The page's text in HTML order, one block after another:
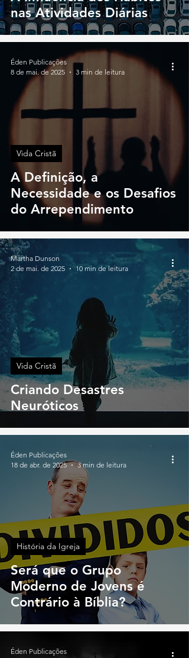
nas Atividades Diárias
A Definição, a
Necessidade e os Desafios
do Arrependimento
Vida Cristã
Éden Publicações
8 de mai. de 2025
3 min de leitura
Criando Desastres
Neuróticos
Vida Cristã
Martha Dunson
2 de mai. de 2025
10 min de leitura
Será que o Grupo
Moderno de Jovens é
Contrário à Bíblia?
História da Igreja
Éden Publicações
18 de abr. de 2025
3 min de leitura
Éden Publicações